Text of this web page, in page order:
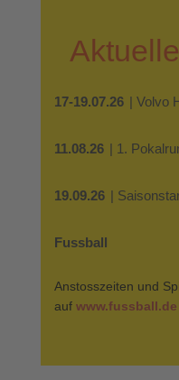
17-19.07.26 | Volvo
11.08.26 | 1.
19.09.26 |
Fussball
Anstosszeiten und
auf www.fussball.de